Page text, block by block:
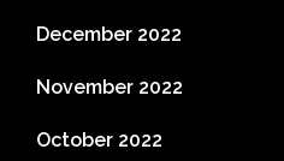
December 2022
November 2022
October 2022